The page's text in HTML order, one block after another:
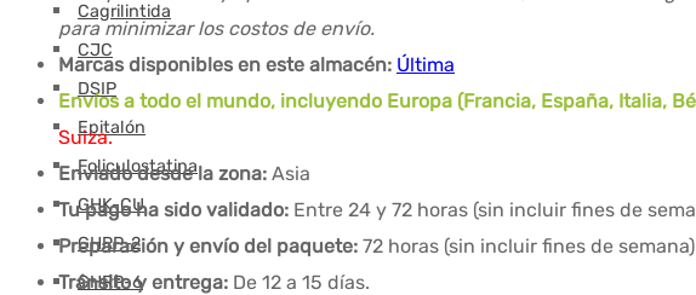
Cagrilintida
CJC
DSIP
Epitalón
Foliculostatina
GHK-CU
GHRP-2
GHRP-6
para minimizar los costos de envío.
Marcas disponibles en este almacén: Última
Envíos a todo el mundo, incluyendo Europa (Francia, España, Italia,
Suiza.
Enviado desde la zona: Asia
Tu pago ha sido validado: Entre 24 y 72 horas (sin incluir fines de
Preparación y envío del paquete: 72 horas (sin incluir fines de
Tránsito y entrega: De 12 a 15 días.